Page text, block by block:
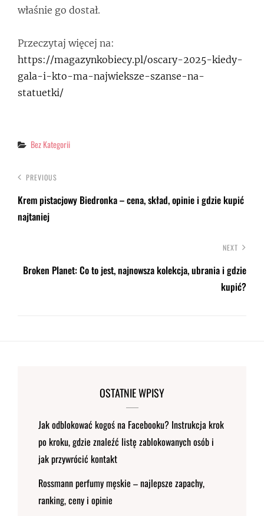
właśnie go dostał.
Przeczytaj więcej na:
https://magazynkobiecy.pl/oscary-2025-kiedy-
gala-i-kto-ma-najwieksze-szanse-na-
statuetki/
Categories
Bez Kategorii
PREVIOUS
Krem pistacjowy Biedronka – cena, skład, opinie i gdzie kupić
najtaniej
NEXT
Broken Planet: Co to jest, najnowsza kolekcja, ubrania i gdzie
kupić?
OSTATNIE WPISY
Jak odblokować kogoś na Facebooku? Instrukcja krok
po kroku, gdzie znaleźć listę zablokowanych osób i
jak przywrócić kontakt
Rossmann perfumy męskie – najlepsze zapachy,
ranking, ceny i opinie